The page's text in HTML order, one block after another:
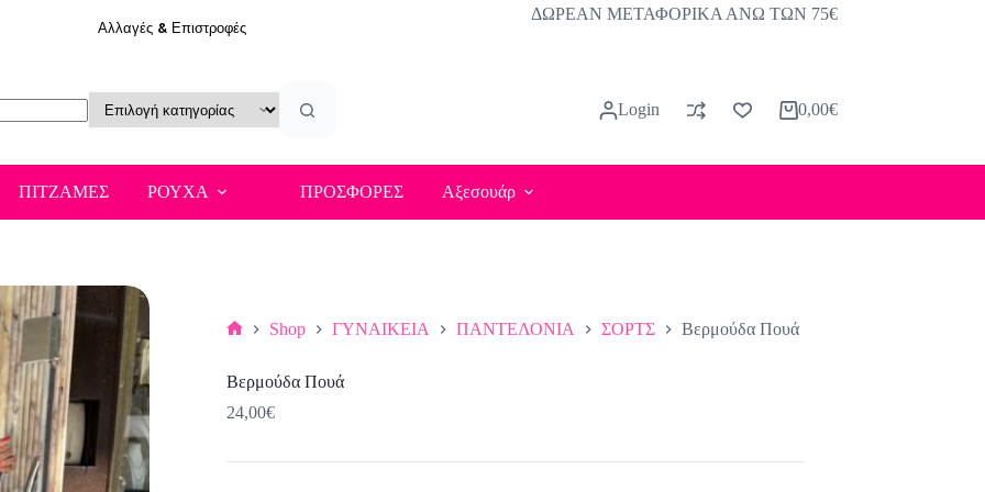
Αλλαγές & Επιστροφές
ΔΩΡΕΑΝ ΜΕΤΑΦΟΡΙΚΑ ΑΝΩ ΤΩΝ 75€
Login
Καλάθι
0,00€
ΠΙΤΖΑΜΕΣ ΡΟΥΧΑ ΠΡΟΣΦΟΡΕΣ Αξεσουάρ
Shop ΓΥΝΑΙΚΕΙΑ ΠΑΝΤΕΛΟΝΙΑ ΣΟΡΤΣ Βερμούδα Πουά
Βερμούδα Πουά
24,00€